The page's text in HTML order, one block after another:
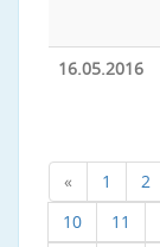
16.05.2016
« 1 2
10
11